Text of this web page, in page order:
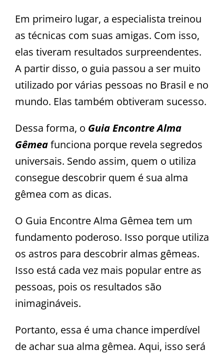
Em primeiro lugar, a especialista treinou
as técnicas com suas amigas. Com isso,
elas tiveram resultados surpreendentes.
A partir disso, o guia passou a ser muito
utilizado por várias pessoas no Brasil e no
mundo. Elas também obtiveram sucesso.
Dessa forma, o Guia Encontre Alma
Gêmeafunciona porque revela segredos
universais. Sendo assim, quem o utiliza
consegue descobrir quem é sua alma
gêmea com as dicas.
O Guia Encontre Alma Gêmea tem um
fundamento poderoso. Isso porque utiliza
os astros para descobrir almas gêmeas.
Isso está cada vez mais popular entre as
pessoas, pois os resultados são
inimagináveis.
Portanto, essa é uma chance imperdível
de achar sua alma gêmea. Aqui, isso será